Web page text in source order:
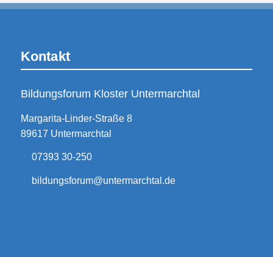
Kontakt
Bildungsforum Kloster Untermarchtal
Margarita-Linder-Straße 8
89617 Untermarchtal
07393 30-250
bildungsforum@untermarchtal.de